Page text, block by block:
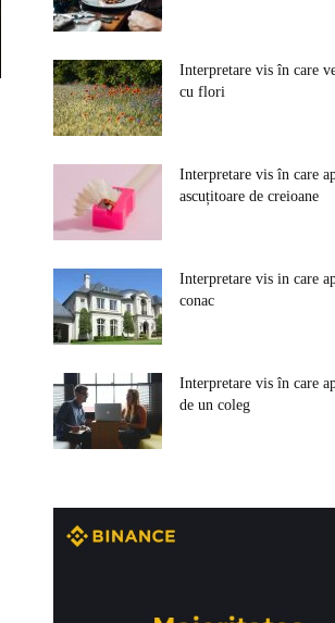
Interpretare vis în care
cu flori
Interpretare vis în care
ascuțitoare de creioane
Interpretare vis in care
conac
Interpretare vis în care
de un coleg